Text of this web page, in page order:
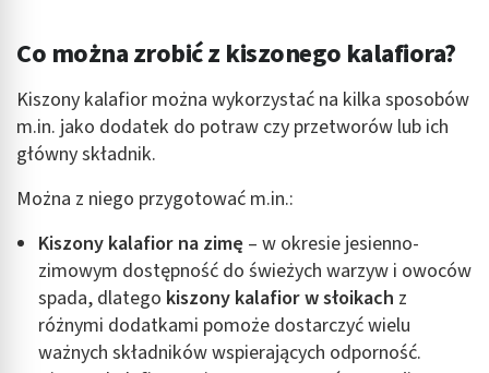
Co można zrobić z kiszonego kalafiora?
Kiszony kalafior można wykorzystać na kilka sposobów
m.in. jako dodatek do potraw czy przetworów lub ich
główny składnik.
Można z niego przygotować m.in.:
Kiszony kalafior na zimę – w okresie jesienno-
zimowym dostępność do świeżych warzyw i owoców
spada, dlatego kiszony kalafior w słoikach z
różnymi dodatkami pomoże dostarczyć wielu
ważnych składników wspierających odporność.
Użycie dokładnych danych geolokalizacyjnych
Identyfikowanie urządzeń na podstawie
aktywnie żądanych informacji
Cele przetwarzania inne niż IAB:
Niezbędne
Wydajność (Performance)
Reklama / śledzenie